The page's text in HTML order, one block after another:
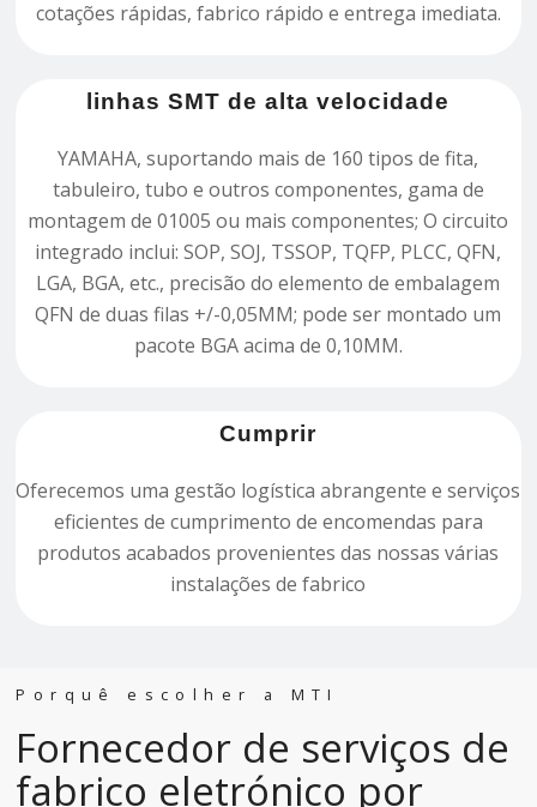
cotações rápidas, fabrico rápido e entrega imediata.
linhas SMT de alta velocidade
YAMAHA, suportando mais de 160 tipos de fita,
tabuleiro, tubo e outros componentes, gama de
montagem de 01005 ou mais componentes; O circuito
integrado inclui: SOP, SOJ, TSSOP, TQFP, PLCC, QFN,
LGA, BGA, etc., precisão do elemento de embalagem
QFN de duas filas +/-0,05MM; pode ser montado um
pacote BGA acima de 0,10MM.
Cumprir
Oferecemos uma gestão logística abrangente e serviços
eficientes de cumprimento de encomendas para
produtos acabados provenientes das nossas várias
instalações de fabrico
Porquê escolher a MTI
Fornecedor de serviços de
fabrico eletrónico por